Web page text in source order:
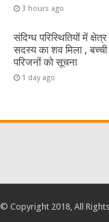
3 hours ago
संदिग्ध परिस्थितियों में
सदस्य का शव मिला , बच्ची
परिजनों को सूचना
1 day ago
© Copyright 2018, All